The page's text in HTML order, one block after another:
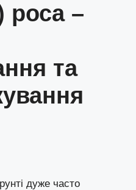
роса –
та
дуже часто